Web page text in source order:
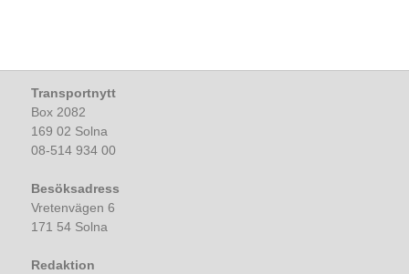
Transportnytt
Box 2082
169 02 Solna
08-514 934 00
Besöksadress
Vretenvägen 6
171 54 Solna
Redaktion